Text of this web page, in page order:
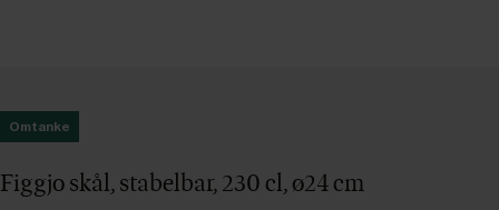
Omtanke
Figgjo skål, stabelbar, 230 cl, ø24 cm